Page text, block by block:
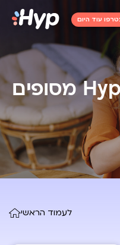
עוד היום
מסופים
לעמוד הראשי